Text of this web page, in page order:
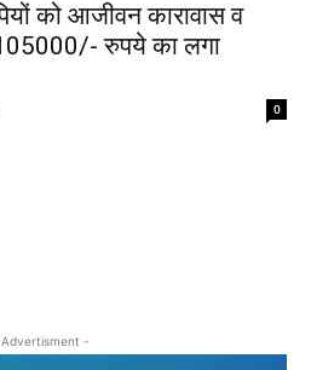
को आजीवन कारावास व
रुपये का लगा
0
-